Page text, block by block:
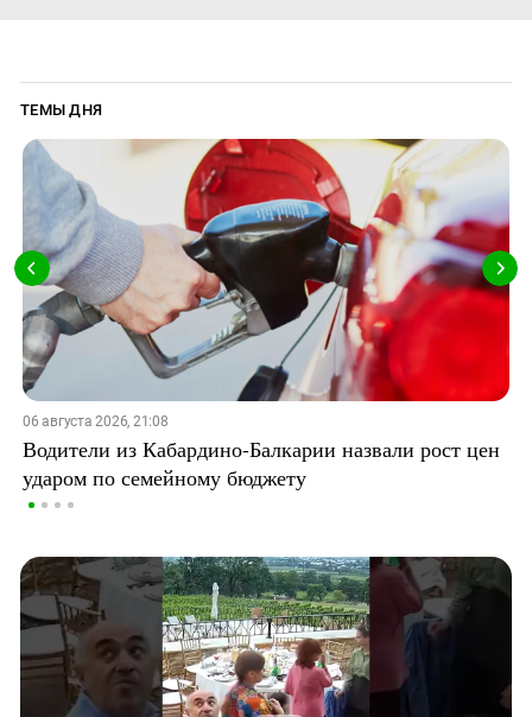
ТЕМЫ ДНЯ
06 августа 2026, 21:08
Водители из Кабардино-Балкарии назвали рост цен
ударом по семейному бюджету